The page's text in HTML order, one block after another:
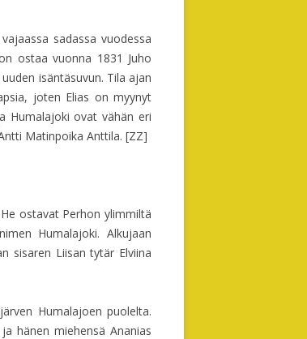
sadassa vuodessa
ostaa vuonna 1831 Juho
isäntäsuvun. Tila ajan
joten Elias on myynyt
Humalajoki ovat vähän eri
Matinpoika Anttila. [ZZ]
ostavat Perhon ylimmiltä
Humalajoki. Alkujaan
sisaren Liisan tytär Elviina
Humalajoen puolelta.
hänen miehensä Ananias